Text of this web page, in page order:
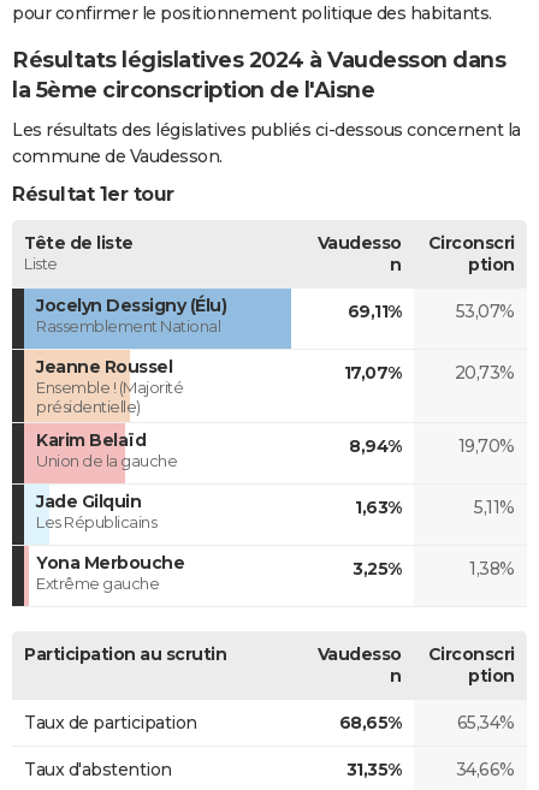
Bricolage
Lifestyle
Culture
Sport
Auto
Television
Voyage
Cinema
pour confirmer le positionnement politique des habitants.
Résultats législatives 2024 à Vaudesson dans
la 5ème circonscription de l'Aisne
Les résultats des législatives publiés ci-dessous concernent la
commune de Vaudesson.
Résultat 1er tour
Tête de liste
Liste
Vaudesso
n
Circonscri
ption
Jocelyn Dessigny (Élu)
Rassemblement National
69,11% 53,07%
Jeanne Roussel
Ensemble ! (Majorité
présidentielle)
17,07% 20,73%
Karim Belaïd
Union de la gauche
8,94% 19,70%
Jade Gilquin
Les Républicains
1,63% 5,11%
Yona Merbouche
Extrême gauche
3,25% 1,38%
Participation au scrutin
Vaudesso
n
Circonscri
ption
Taux de participation 68,65% 65,34%
Taux d'abstention 31,35% 34,66%